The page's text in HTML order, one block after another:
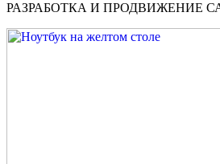
РАЗРАБОТКА И ПРОДВИЖЕНИЕ